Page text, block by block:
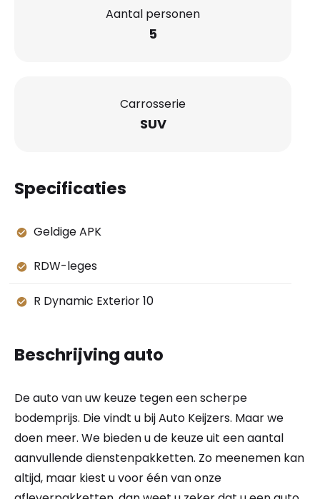
Aantal personen
5
Carrosserie
SUV
Specificaties
Geldige APK
RDW-leges
R Dynamic Exterior 10
Beschrijving auto
De auto van uw keuze tegen een scherpe
bodemprijs. Die vindt u bij Auto Keijzers. Maar we
doen meer. We bieden u de keuze uit een aantal
aanvullende dienstenpakketten. Zo meenemen kan
altijd, maar kiest u voor één van onze